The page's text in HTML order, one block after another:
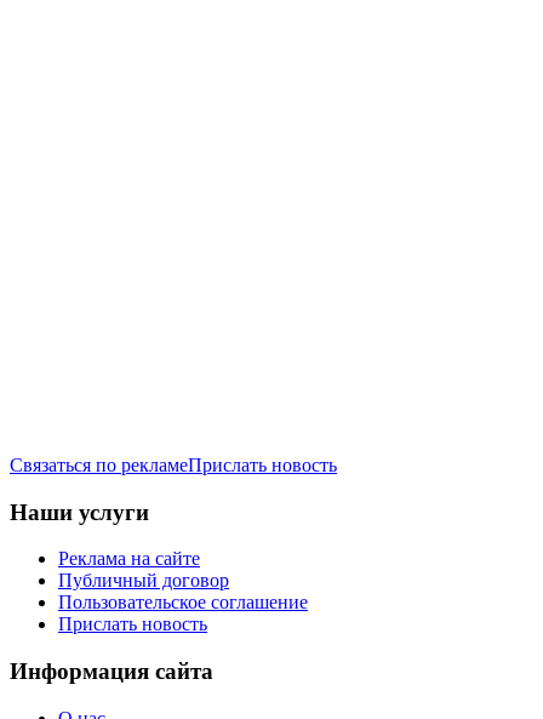
Связаться по рекламеПрислать новость
Наши услуги
Реклама на сайте
Публичный договор
Пользовательское соглашение
Прислать новость
Информация сайта